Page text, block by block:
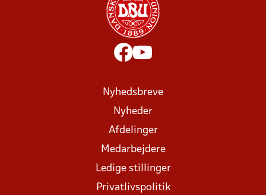
Nyhedsbreve
Nyheder
Afdelinger
Medarbejdere
Ledige stillinger
Privatlivspolitik